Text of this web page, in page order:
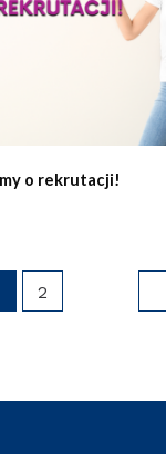
o rekrutacji!
2